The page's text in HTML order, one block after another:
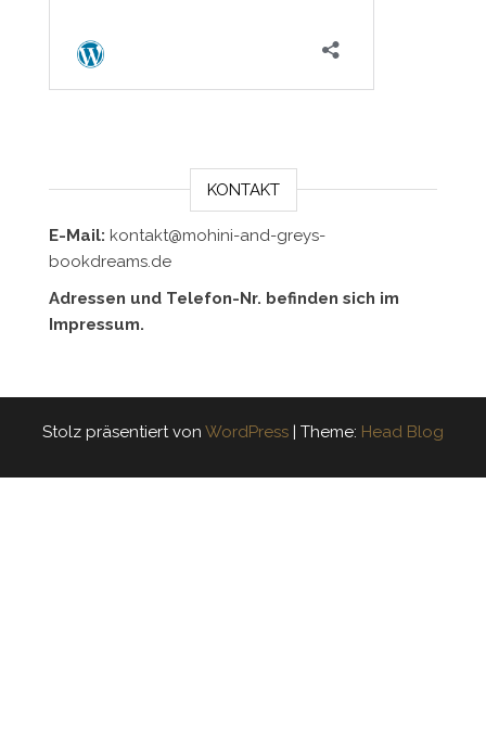
KONTAKT
E-Mail: kontakt@mohini-and-greys-
bookdreams.de
Adressen und Telefon-Nr. befinden sich im
Impressum.
Stolz präsentiert von WordPress | Theme: Head Blog